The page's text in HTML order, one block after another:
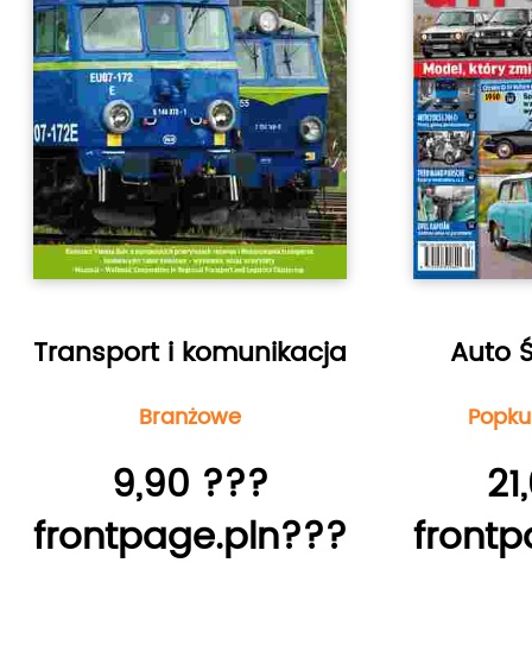
Transport i komunikacja
Branżowe
9,90 ???
frontpage.pln???
Auto